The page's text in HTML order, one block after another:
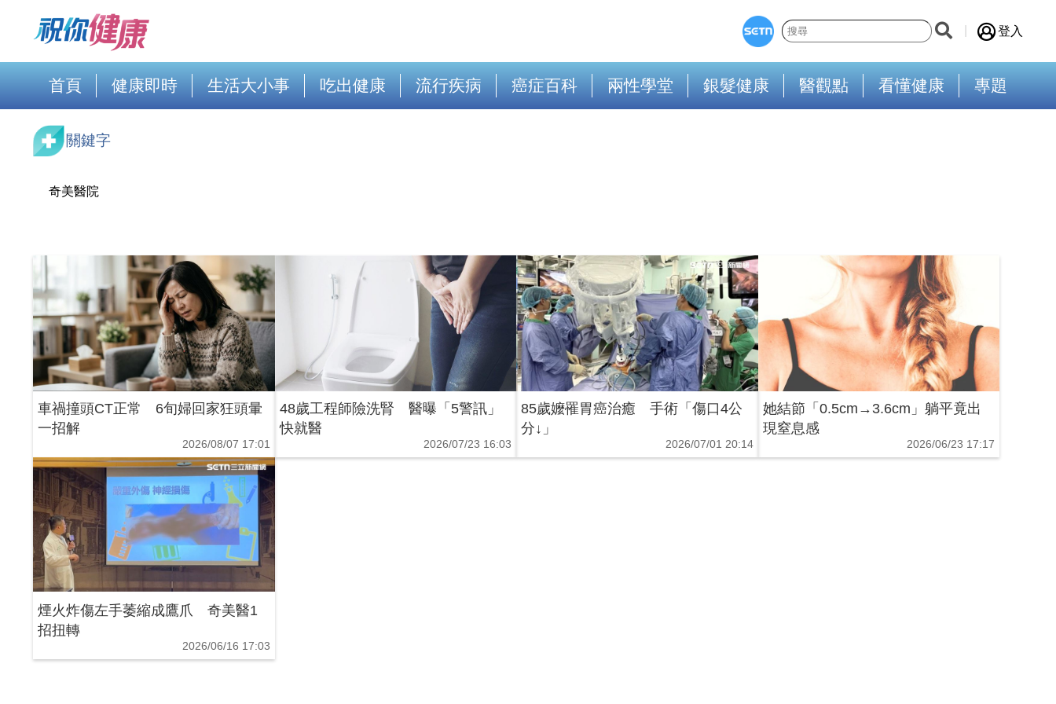
登入
首頁 健康即時 生活大小事 吃出健康 流行疾病 癌症百科 兩性學堂 銀髮健康 醫觀點 看懂健康 專題
關鍵字
奇美醫院
車禍撞頭CT正常 6旬婦回家狂頭暈
一招解
2026/08/07 17:01
48歲工程師險洗腎 醫曝「5警訊」
快就醫
2026/07/23 16:03
85歲嬤罹胃癌治癒 手術「傷口4公
分↓」
2026/07/01 20:14
她結節「0.5cm→3.6cm」躺平竟出
現窒息感
2026/06/23 17:17
煙火炸傷左手萎縮成鷹爪 奇美醫1
招扭轉
2026/06/16 17:03